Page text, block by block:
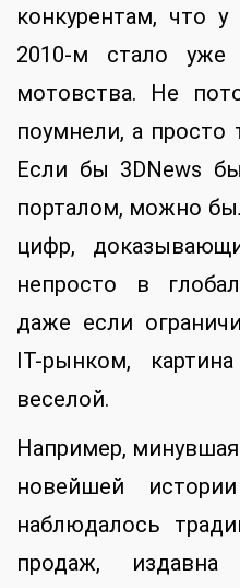
конкурентам, что
2010-м стало уже
мотовства. Не
поумнели, а просто
Если бы 3DNews
порталом, можно
цифр,
непросто в
даже если
IT-рынком,
веселой.
Например,
новейшей
наблюдалось
продаж, издавна